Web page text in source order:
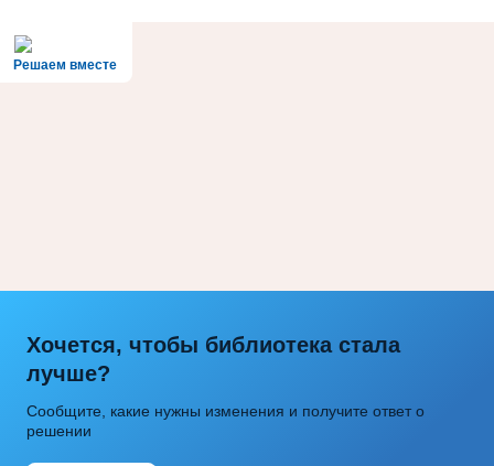
Решаем вместе
Хочется, чтобы библиотека стала
лучше?
Сообщите, какие нужны изменения и получите ответ о
решении